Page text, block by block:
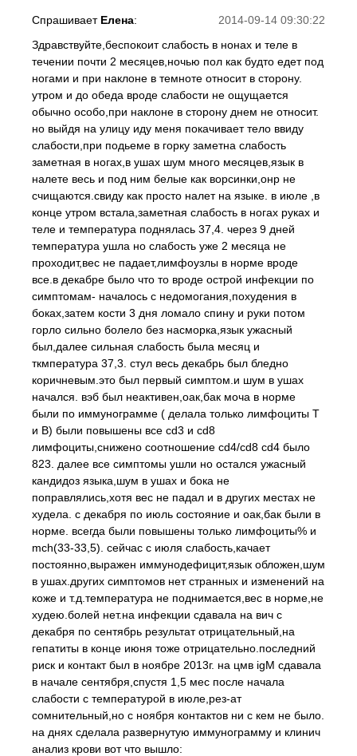
2014-09-14 09:30:22
Спрашивает Елена:
Здравствуйте,беспокоит слабость в нонах и теле в
течении почти 2 месяцев,ночью пол как будто едет под
ногами и при наклоне в темноте относит в сторону.
утром и до обеда вроде слабости не ощущается
обычно особо,при наклоне в сторону днем не относит.
но выйдя на улицу иду меня покачивает тело ввиду
слабости,при подьеме в горку заметна слабость
заметная в ногах,в ушах шум много месяцев,язык в
налете весь и под ним белые как ворсинки,онр не
счищаются.свиду как просто налет на языке. в июле ,в
конце утром встала,заметная слабость в ногах руках и
теле и температура поднялась 37,4. через 9 дней
температура ушла но слабость уже 2 месяца не
проходит,вес не падает,лимфоузлы в норме вроде
все.в декабре было что то вроде острой инфекции по
симптомам- началось с недомогания,похудения в
боках,затем кости 3 дня ломало спину и руки потом
горло сильно болело без насморка,язык ужасный
был,далее сильная слабость была месяц и
ткмпература 37,3. стул весь декабрь был бледно
коричневым.это был первый симптом.и шум в ушах
начался. вэб был неактивен,оак,бак моча в норме
были по иммунограмме ( делала только лимфоциты Т
и В) были повышены все cd3 и cd8
лимфоциты,снижено соотношение cd4/cd8 cd4 было
823. далее все симптомы ушли но остался ужасный
кандидоз языка,шум в ушах и бока не
поправлялись,хотя вес не падал и в других местах не
худела. с декабря по июль состояние и оак,бак были в
норме. всегда были повышены только лимфоциты% и
mch(33-33,5). сейчас с июля слабость,качает
постоянно,выражен иммунодефицит,язык обложен,шум
в ушах.других симптомов нет странных и изменений на
коже и т.д.температура не поднимается,вес в норме,не
худею.болей нет.на инфекции сдавала на вич с
декабря по сентябрь результат отрицательный,на
гепатиты в конце июня тоже отрицательно.последний
риск и контакт был в ноябре 2013г. на цмв igМ сдавала
в начале сентября,спустя 1,5 мес после начала
слабости с температурой в июле,рез-ат
сомнительный,но с ноября контактов ни с кем не было.
на днях сделала развернутую иммунограмму и клинич
анализ крови вот что вышло: